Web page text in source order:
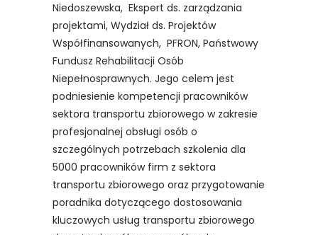
Niedoszewska, Ekspert ds. zarządzania
projektami, Wydział ds. Projektów
Współfinansowanych, PFRON, Państwowy
Fundusz Rehabilitacji Osób
Niepełnosprawnych. Jego celem jest
podniesienie kompetencji pracowników
sektora transportu zbiorowego w zakresie
profesjonalnej obsługi osób o
szczególnych potrzebach szkolenia dla
5000 pracowników firm z sektora
transportu zbiorowego oraz przygotowanie
poradnika dotyczącego dostosowania
kluczowych usług transportu zbiorowego